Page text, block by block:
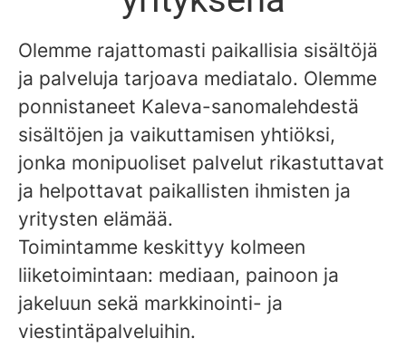
Olemme rajattomasti paikallisia sisältöjä
ja palveluja tarjoava mediatalo. Olemme
ponnistaneet Kaleva-sanomalehdestä
sisältöjen ja vaikuttamisen yhtiöksi,
jonka monipuoliset palvelut rikastuttavat
ja helpottavat paikallisten ihmisten ja
yritysten elämää.
Toimintamme keskittyy kolmeen
liiketoimintaan: mediaan, painoon ja
jakeluun sekä markkinointi- ja
viestintäpalveluihin.